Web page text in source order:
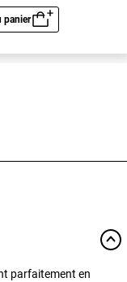
panier
Aperçu rapide
parfaitement en